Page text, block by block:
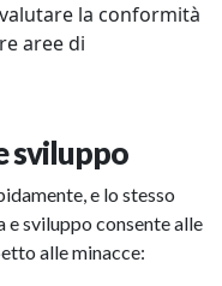
la conformità
aree di
sviluppo
e lo stesso
e sviluppo consente alle
alle minacce: